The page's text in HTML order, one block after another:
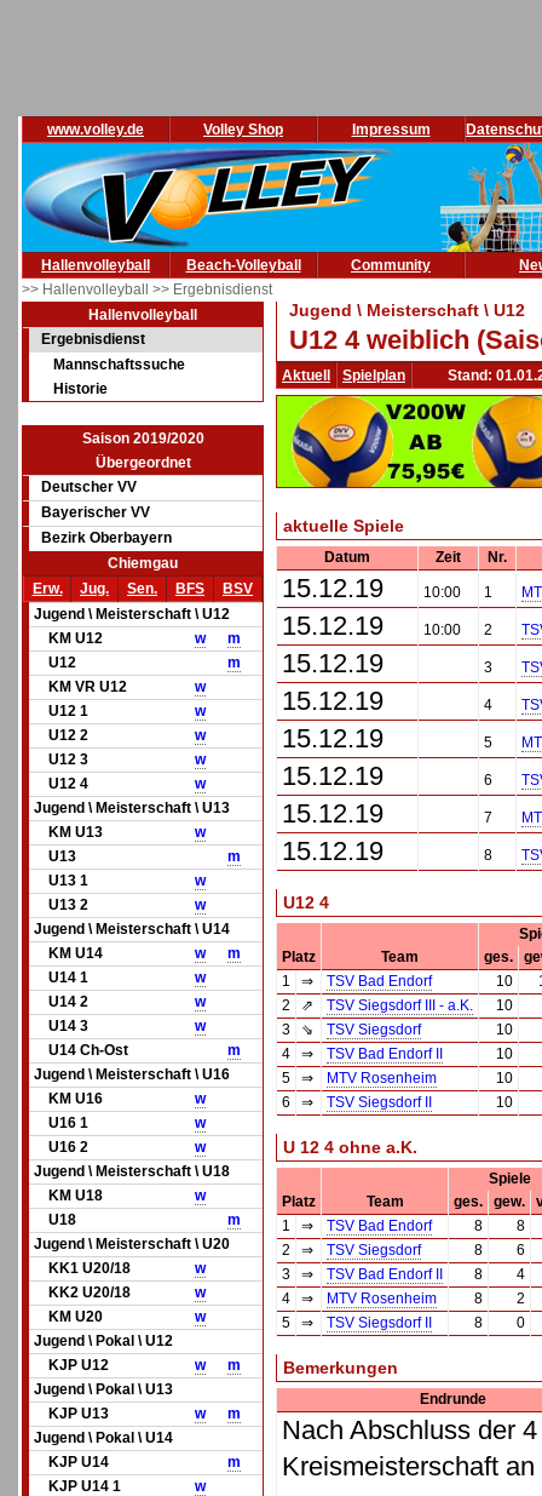
www.volley.de Volley Shop Impressum
Hallenvolleyball Beach-Volleyball Community
>> Hallenvolleyball >> Ergebnisdienst
Hallenvolleyball
Ergebnisdienst
Mannschaftssuche
Historie
Saison 2019/2020
Übergeordnet
Deutscher VV
Bayerischer VV
Bezirk Oberbayern
Chiemgau
Erw.
Jug. Sen. BFS
BSV
Jugend \ Meisterschaft \ U12
KM U12
w
m
U12
m
KM VR U12
w
U12 1
w
U12 2
w
U12 3
w
U12 4
w
Jugend \ Meisterschaft \ U13
KM U13
w
U13
m
U13 1
w
U13 2
w
Jugend \ Meisterschaft \ U14
KM U14
w
m
U14 1
w
U14 2
w
U14 3
w
U14 Ch-Ost
m
Jugend \ Meisterschaft \ U16
KM U16
w
U16 1
w
U16 2
w
Jugend \ Meisterschaft \ U18
KM U18
w
U18
m
Jugend \ Meisterschaft \ U20
KK1 U20/18
w
KK2 U20/18
w
KM U20
w
Jugend \ Pokal \ U12
KJP U12
w
m
Jugend \ Pokal \ U13
KJP U13
w
m
Jugend \ Pokal \ U14
KJP U14
m
KJP U14 1
w
Jugend \ Meisterschaft \ U12
U12 4 weiblich
Aktuell Spielplan Stand:
aktuelle Spiele
Datum Zeit Nr.
15.12.19 10:00 1
15.12.19 10:00 2
15.12.19 3
15.12.19 4
15.12.19 5
15.12.19 6
15.12.19 7
15.12.19 8
U12 4
Platz
Team ges.
1
⇒ TSV Bad Endorf 10
2
⇗ TSV Siegsdorf III - a.K.
10
3
⇘ TSV Siegsdorf
10
4
⇒ TSV Bad Endorf II
10
5
⇒ MTV Rosenheim
10
6
⇒ TSV Siegsdorf II 10
U 12 4 ohne a.K.
Spiele
Platz
Team ges. gew.
1
⇒ TSV Bad Endorf 8
8
2
⇒ TSV Siegsdorf 8
6
3
⇒ TSV Bad Endorf II 8
4
4
⇒ MTV Rosenheim 8
2
5
⇒ TSV Siegsdorf II 8 0
Bemerkungen
Endrunde
Nach Abschluss der
Kreismeisterschaft